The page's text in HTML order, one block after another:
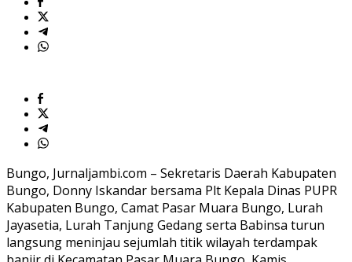
Bungo, Jurnaljambi.com – Sekretaris Daerah Kabupaten
Bungo, Donny Iskandar bersama Plt Kepala Dinas PUPR
Kabupaten Bungo, Camat Pasar Muara Bungo, Lurah
Jayasetia, Lurah Tanjung Gedang serta Babinsa turun
langsung meninjau sejumlah titik wilayah terdampak